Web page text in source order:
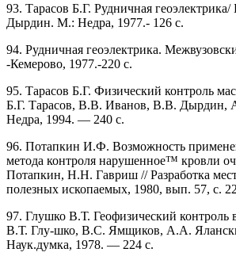
93. Тарасов Б.Г. Рудничная
Дырдин. М.: Недра, 1977.- 126 с.
94. Рудничная геоэлектрика.
-Кемерово, 1977.-220 с.
95. Тарасов Б.Г. Физический контроль
Б.Г. Тарасов, В.В. Иванов, В.В.
Недра, 1994. — 240 с.
96. Потапкин И.Ф. Возможность
метода контроля нарушенное™ кровли
Потапкин, Н.Н. Гавриш // Разработка
полезных ископаемых, 1980, вып. 57, с.
97. Глушко В.Т. Геофизический контроль
В.Т. Глу-шко, B.C. Ямщиков, А.А.
Наук.думка, 1978. — 224 с.